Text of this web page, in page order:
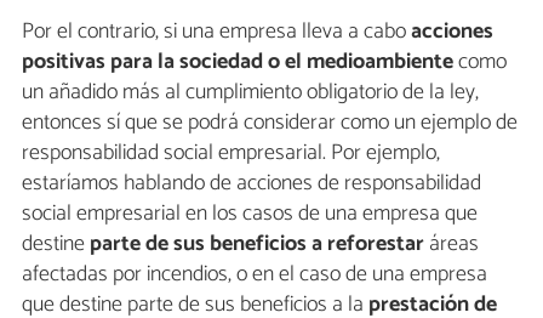
Por el contrario, si una empresa lleva a caboacciones
positivas para la sociedad o el medioambientecomo
un añadido más al cumplimiento obligatorio de la ley,
entonces sí que se podrá considerar como un ejemplo de
responsabilidad social empresarial. Por ejemplo,
estaríamos hablando de acciones de responsabilidad
social empresarial en los casos de una empresa que
destineparte de sus beneficios a reforestaráreas
afectadas por incendios, o en el caso de una empresa
que destine parte de sus beneficios a la prestación de